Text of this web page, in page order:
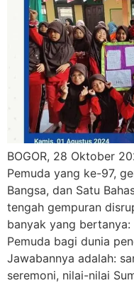
BOGOR, 28 Oktober
Pemuda yang ke-97,
Bangsa, dan Satu
tengah gempuran
banyak yang bertanya:
Pemuda bagi dunia
Jawabannya adalah:
seremoni, nilai-nilai